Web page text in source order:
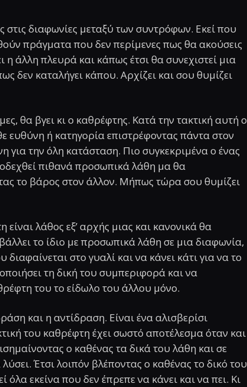
στις διαφωνίες μεταξύ των συντρόφων. Εκεί που
πράγματα που δεν περίμενες πως θα ακούσεις
η άλλη πλευρά και κάπως έτσι θα συνεχιστεί μια
δεν καταλήγει κάπου. Αρχίζει και σου θυμίζει
θα βγει κι ο καθρέφτης. Κατά την τακτική αυτή ο
ευθύνη ή κατηγορία επιστρέφοντας πάντα στον
για την όλη κατάσταση. Πιο συγκεκριμένα ο ένας
πιθανά προσωπικά λάθη μα θα
το βάρος στον άλλον. Μήπως τώρα σου θυμίζει
λάθος εξ’ αρχής μιας και κανονικά θα
το ίδιο με προσωπικά λάθη σε μια διαφωνία,
στο γυαλί και να κάνει κάτι για να το
τη δική του συμπεριφορά και να
του το είδωλο του άλλου μόνο.
και η αντίδραση. Είναι ένα αλισβερίσι
του καθρέφτη έχει σωστό αποτέλεσμα όταν και
ο καθένας τα δικά του λάθη και σε
Έτσι λοιπόν βλέποντας ο καθένας το δικό του
εκείνα που δεν έπρεπε να κάνει και να πει. Κι